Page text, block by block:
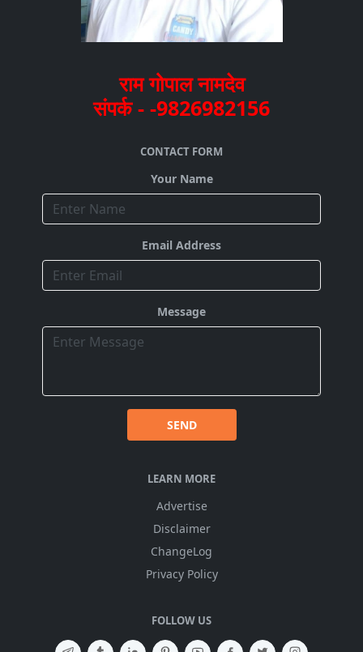
राम गोपाल नामदेव
संपर्क - -9826982156
CONTACT FORM
Your Name
Email Address
Message
SEND
LEARN MORE
Advertise
Disclaimer
ChangeLog
Privacy Policy
FOLLOW US